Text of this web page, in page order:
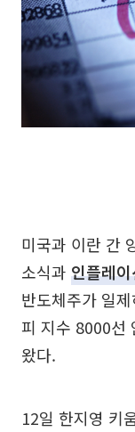
미국과 이란 간
소식과 인플레
반도체주가 일
피 지수 8000선
왔다.
12일 한지영 키